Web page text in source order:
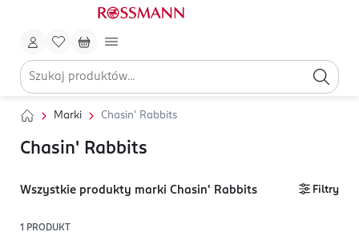
Marki Chasin' Rabbits
Chasin' Rabbits
Wszystkie produkty marki Chasin' Rabbits Filtry
1 PRODUKT